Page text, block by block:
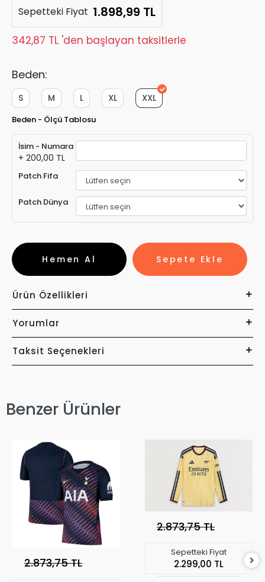
Sepetteki Fiyat 1.898,99 TL
342,87 TL 'den başlayan taksitlerle
Beden:
XXL
XL
L
M
S
Beden - Ölçü Tablosu
İsim - Numara
+ 200,00 TL
Patch Fifa
Patch Dünya
Sepete Ekle
Hemen Al
Ürün Özellikleri
Yorumlar
Taksit Seçenekleri
Benzer Ürünler
2.873,75 TL
2.873,75 TL
Sepetteki Fiyat
2.299,00 TL